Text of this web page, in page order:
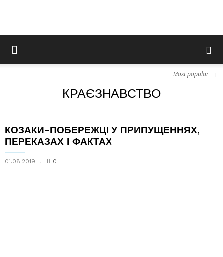
Most popular
КРАЄЗНАВСТВО
КОЗАКИ-ПОБЕРЕЖЦІ У ПРИПУЩЕННЯХ,
ПЕРЕКАЗАХ І ФАКТАХ
01.08.2019 0